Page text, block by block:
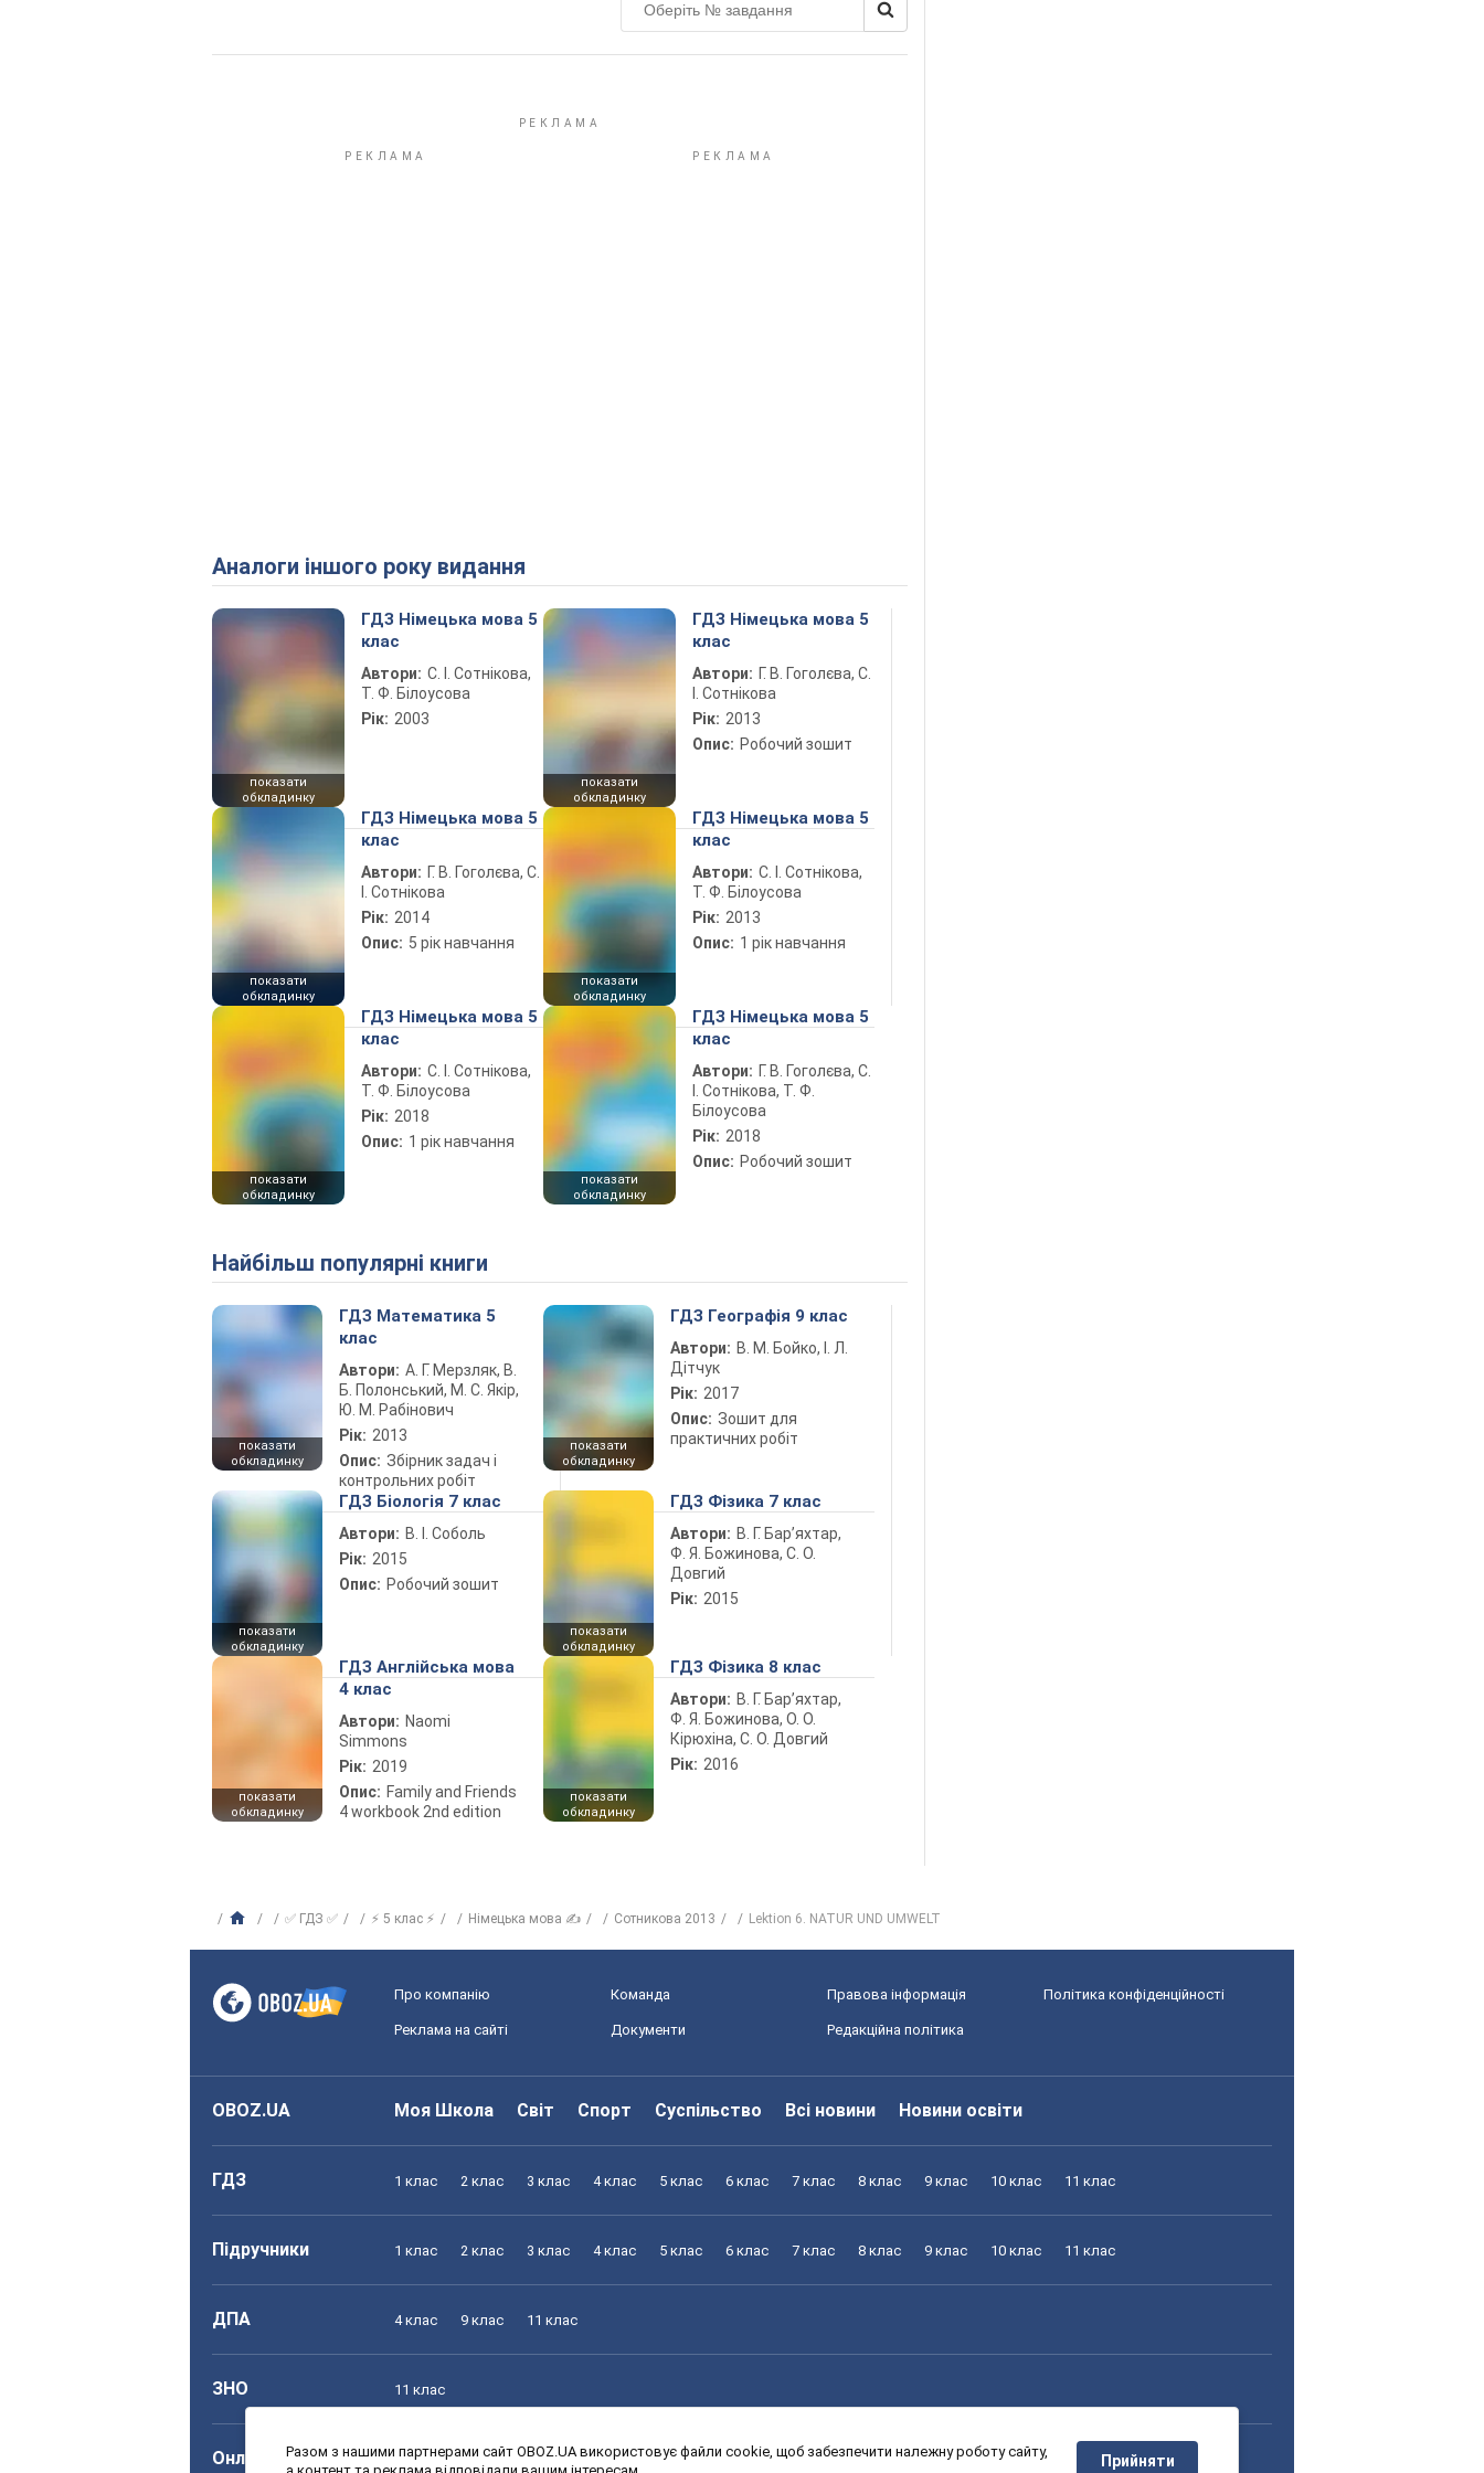
Аналоги іншого року видання
показати
обкладинку
ГДЗ Німецька мова 5
клас
Автори: С. І. Сотнікова,
Т. Ф. Білоусова
Рік: 2003
показати
обкладинку
ГДЗ Німецька мова 5
клас
Автори: Г. В. Гоголєва, С.
І. Сотнікова
Рік: 2013
Опис: Робочий зошит
показати
обкладинку
ГДЗ Німецька мова 5
клас
Автори: Г. В. Гоголєва, С.
І. Сотнікова
Рік: 2014
Опис: 5 рік навчання
показати
обкладинку
ГДЗ Німецька мова 5
клас
Автори: С. І. Сотнікова,
Т. Ф. Білоусова
Рік: 2013
Опис: 1 рік навчання
показати
обкладинку
ГДЗ Німецька мова 5
клас
Автори: С. І. Сотнікова,
Т. Ф. Білоусова
Рік: 2018
Опис: 1 рік навчання
показати
обкладинку
ГДЗ Німецька мова 5
клас
Автори: Г. В. Гоголєва, С.
І. Сотнікова, Т. Ф.
Білоусова
Рік: 2018
Опис: Робочий зошит
Найбільш популярні книги
показати
обкладинку
ГДЗ Математика 5
клас
Автори: А. Г. Мерзляк, В.
Б. Полонський, М. С. Якір,
Ю. М. Рабінович
Рік: 2013
Опис: Збірник задач і
контрольних робіт
показати
обкладинку
ГДЗ Географія 9 клас
Автори: В. М. Бойко, І. Л.
Дітчук
Рік: 2017
Опис: Зошит для
практичних робіт
показати
обкладинку
ГДЗ Біологія 7 клас
Автори: В. І. Соболь
Рік: 2015
Опис: Робочий зошит
показати
обкладинку
ГДЗ Фізика 7 клас
Автори: В. Г. Бар’яхтар,
Ф. Я. Божинова, С. О.
Довгий
Рік: 2015
показати
обкладинку
ГДЗ Англійська мова
4 клас
Автори: Naomi
Simmons
Рік: 2019
Опис: Family and Friends
4 workbook 2nd edition
показати
обкладинку
ГДЗ Фізика 8 клас
Автори: В. Г. Бар’яхтар,
Ф. Я. Божинова, О. О.
Кірюхіна, С. О. Довгий
Рік: 2016
✅ ГДЗ ✅ ⚡ 5 клас ⚡ Німецька мова ✍ Сотникова 2013 Lektion 6. NATUR UND UMWELT
Про компанію Команда Правова інформація Політика конфіденційності
Реклама на сайті Документи Редакційна політика
OBOZ.UA Моя Школа Світ Спорт Суспільство Всі новини Новини освіти
ГДЗ 1 клас 2 клас 3 клас 4 клас 5 клас 6 клас 7 клас 8 клас 9 клас 10 клас 11 клас
Підручники 1 клас 2 клас 3 клас 4 клас 5 клас 6 клас 7 клас 8 клас 9 клас 10 клас 11 клас
ДПА 4 клас 9 клас 11 клас
ЗНО 11 клас
Онлайн уроки 1 клас 2 клас 3 клас 4 клас 5 клас 6 клас 7 клас 8 клас 9 клас 10 клас 11 клас
Разом з нашими партнерами сайт OBOZ.UA використовує файли cookie, щоб забезпечити належну роботу сайту,
Прийняти